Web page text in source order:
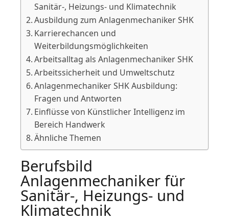
Sanitär-, Heizungs- und Klimatechnik
Ausbildung zum Anlagenmechaniker SHK
Karrierechancen und
Weiterbildungsmöglichkeiten
Arbeitsalltag als Anlagenmechaniker SHK
Arbeitssicherheit und Umweltschutz
Anlagenmechaniker SHK Ausbildung:
Fragen und Antworten
Einflüsse von Künstlicher Intelligenz im
Bereich Handwerk
Ähnliche Themen
Berufsbild
Anlagenmechaniker für
Sanitär-, Heizungs- und
Klimatechnik